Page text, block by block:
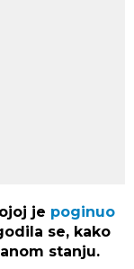
je poginuo
se, kako
stanju.